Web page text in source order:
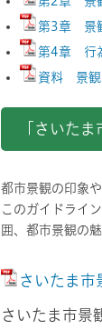
第3章 景
第4章 行
資料 景観
「さいた
都市景観の印象
このガイドライ
囲、都市景観の
さいたま市
さいたま市景